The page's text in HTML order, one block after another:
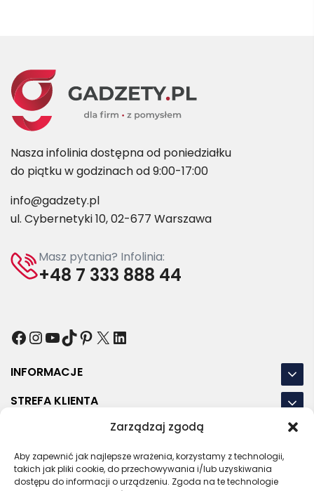
Zarządzaj zgodą
Aby zapewnić jak najlepsze wrażenia, korzystamy z technologii,
takich jak pliki cookie, do przechowywania i/lub uzyskiwania
dostępu do informacji o urządzeniu. Zgoda na te technologie
Nasza infolinia dostępna od poniedziałku
do piątku w godzinach od 9:00-17:00
info@gadzety.pl
ul. Cybernetyki 10, 02-677 Warszawa
Masz pytania? Infolinia:
+48 7 333 888 44
Facebook
Instagram
YouTube
TikTok
Pinterest
X LinkedIn
INFORMACJE
STREFA KLIENTA
NASZE LOKALIZACJE
OSTATNIE POSTY